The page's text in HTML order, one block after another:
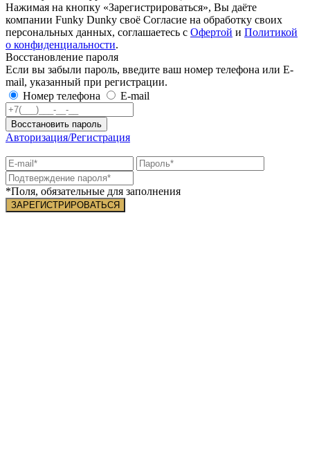
Нажимая на кнопку «Зарегистрироваться», Вы даёте
компании Funky Dunky своё Согласие на обработку своих
персональных данных, соглашаетесь с Офертой и Политикой
о конфиденциальности.
Восстановление пароля
Если вы забыли пароль, введите ваш номер телефона или E-
mail, указанный при регистрации.
Номер телефона
E-mail
Восстановить пароль
Авторизация/Регистрация
*Поля, обязательные для заполнения